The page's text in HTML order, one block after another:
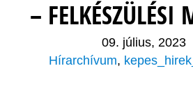
– FELKÉSZÜLÉSI
09. július, 2023
Hírarchívum,